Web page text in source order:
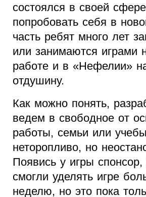
состоялся в своей
попробовать себя в
часть ребят много лет
или занимаются играми
работе и в «Нефелии»
отдушину.
Как можно понять,
ведем в свободное от
работы, семьи или
неторопливо, но
Появись у игры
смогли уделять игре
неделю, но это пока